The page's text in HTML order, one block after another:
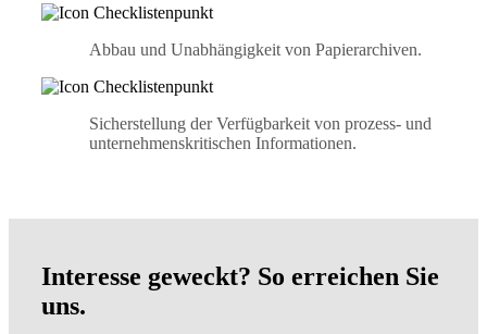
Abbau und Unabhängigkeit von Papierarchiven.
Sicherstellung der Verfügbarkeit von prozess- und
unternehmenskritischen Informationen.
Interesse geweckt? So erreichen Sie
uns.